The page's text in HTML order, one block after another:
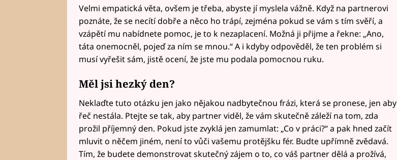
Velmi empatická věta, ovšem je třeba, abyste jí myslela vážně. Když na partnerovi
poznáte, že se necítí dobře a něco ho trápí, zejména pokud se vám s tím svěří, a
vzápětí mu nabídnete pomoc, je to k nezaplacení. Možná ji přijme a řekne: „Ano,
táta onemocněl, pojeď za ním se mnou.“ A i kdyby odpověděl, že ten problém si
musí vyřešit sám, jistě ocení, že jste mu podala pomocnou ruku.
Měl jsi hezký den?
Neklaďte tuto otázku jen jako nějakou nadbytečnou frázi, která se pronese, jen aby
řeč nestála. Ptejte se tak, aby partner viděl, že vám skutečně záleží na tom, zda
prožil příjemný den. Pokud jste zvyklá jen zamumlat: „Co v práci?“ a pak hned začít
mluvit o něčem jiném, není to vůči vašemu protějšku fér. Budte upřímně zvědavá.
Tím, že budete demonstrovat skutečný zájem o to, co váš partner dělá a prožívá,